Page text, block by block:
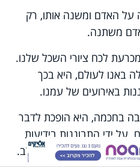
על האדם ומשנה אותו, רק
משתנה.
לכח ציורי השכל שלנו.
באנו לעולם, היא בכך
באירועים של עמנו.
בחכמה, היא הופכת לדבר
ידי התבוננות בידיעות
הרעיונות השכליים אל הלב.